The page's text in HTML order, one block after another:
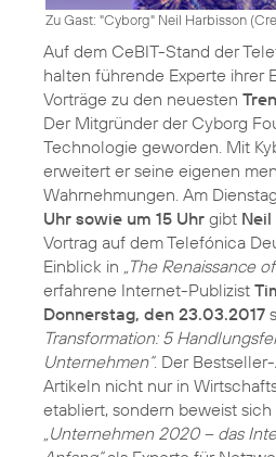
Zu Gast: "Cyborg" Neil Harbisson (
Auf dem CeBIT-Stand der
halten führende Experte ihrer
Vorträge zu den neuesten
Der Mitgründer der Cyborg
Technologie geworden. Mit
erweitert er seine eigenen
Wahrnehmungen. Am
Uhr sowie um 15 Uhr gibt
Vortrag auf dem Telefónica
Einblick in „The Renaissance
erfahrene Internet-Publizist
Donnerstag, den 23.03.2017
Transformation: 5
Unternehmen“. Der
Artikeln nicht nur in
etabliert, sondern beweist
„Unternehmen 2020 – das